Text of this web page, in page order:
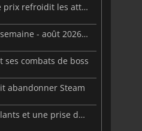
Steam Frame : une fuite sur le prix refroidit les attentes VR
Sorties de jeux vidéo de cette semaine - août 2026 (semaine 32)
ses combats de boss
abandonner Steam
Des cartes de logiciels malveillants et une prise de contrôle de Discord ont touché Meccha Chameleon